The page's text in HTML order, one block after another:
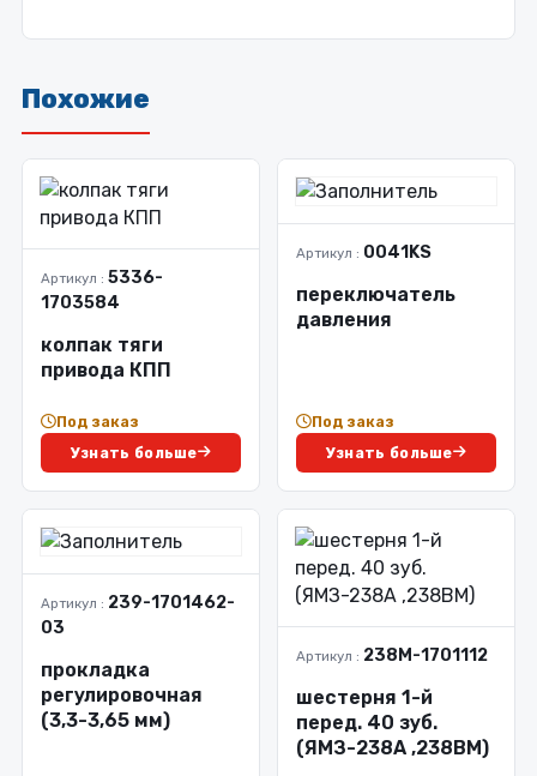
Похожие
Артикул : 5336-
1703584
колпак тяги
привода КПП
Под заказ
Узнать больше
Артикул : 0041KS
переключатель
давления
Под заказ
Узнать больше
Артикул : 239-1701462-
03
прокладка
регулировочная
(3,3-3,65 мм)
Артикул : 238М-1701112
шестерня 1-й
перед. 40 зуб.
(ЯМЗ-238А ,238ВМ)